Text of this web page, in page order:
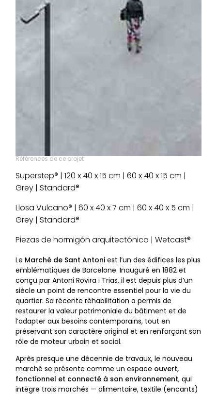
Références de ce projet
Superstep® | 120 x 40 x 15 cm | 60 x 40 x 15 cm |
Grey | Standard®
Llosa Vulcano® | 60 x 40 x 7 cm | 60 x 40 x 5 cm |
Grey | Standard®
Piezas de hormigón arquitectónico | Wetcast®
Le Marché de Sant Antoni est l’un des édifices les plus
emblématiques de Barcelone. Inauguré en 1882 et
conçu par Antoni Rovira i Trias, il est depuis plus d’un
siècle un point de rencontre essentiel pour la vie du
quartier. Sa récente réhabilitation a permis de
restaurer la valeur patrimoniale du bâtiment et de
l’adapter aux besoins contemporains, tout en
préservant son caractère original et en renforçant son
rôle de moteur urbain et social.
Après presque une décennie de travaux, le nouveau
marché se présente comme un espace ouvert,
fonctionnel et connecté à son environnement, qui
intègre trois marchés — alimentaire, textile (encants)